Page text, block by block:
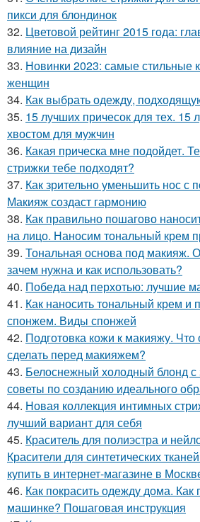
пикси для блондинок
32. Цветовой рейтинг 2015 года:
влияние на дизайн
33. Новинки 2023: самые стильные
женщин
34. Как выбрать одежду,
35. 15 лучших причесок для тех. 15
хвостом для мужчин
36. Какая прическа мне подойдет.
стрижки тебе подходят?
37. Как зрительно уменьшить нос с
Макияж создаст гармонию
38. Как правильно пошагово
на лицо. Наносим тональный крем
39. Тональная основа под макияж.
зачем нужна и как использовать?
40. Победа над перхотью: лучшие
41. Как наносить тональный крем и
спонжем. Виды спонжей
42. Подготовка кожи к макияжу. Что
сделать перед макияжем?
43. Белоснежный холодный блонд с
советы по созданию идеального
44. Новая коллекция интимных
лучший вариант для себя
45. Краситель для полиэстра и
Красители для синтетических
купить в интернет-магазине в
46. Как покрасить одежду дома. Как
машинке? Пошаговая инструкция